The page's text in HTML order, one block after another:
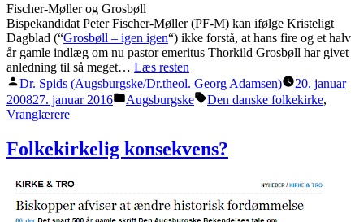
Fischer-Møller og Grosbøll
Bispekandidat Peter Fischer-Møller (PF-M) kan ifølge Kristeligt
Dagblad (“Grosbøll – igen igen“) ikke forstå, at hans fire og et halv
år gamle indlæg om nu pastor emeritus Thorkild Grosbøll har givet
anledning til så meget… Læs resten
Posted
by
Dr. Spids (Augsburgske/Dr.theol. Georg Adamsen)
20. januar
200827. januar 2016
Posted
Augsburgske Tags:
Den danske folkekirke,
Vranglærere
Folkekirkelig konsekvens?